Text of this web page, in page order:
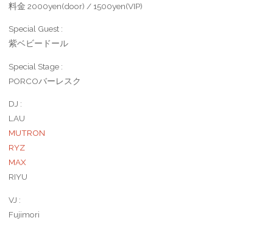
料金 2000yen(door) / 1500yen(VIP)
Special Guest :
紫ベビードール
Special Stage :
PORCOバーレスク
DJ :
LAU
MUTRON
RYZ
MAX
RIYU
VJ :
Fujimori